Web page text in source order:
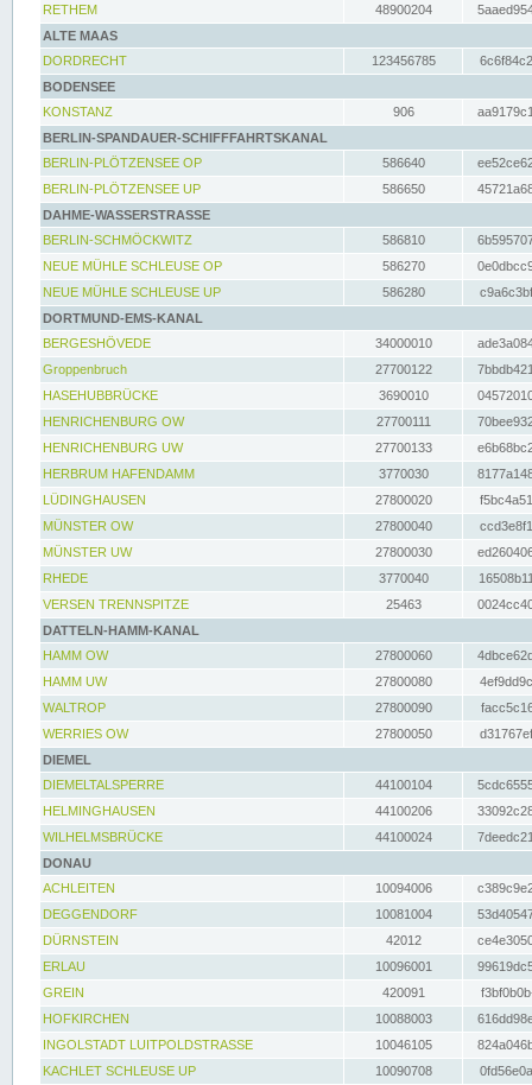
RETHEM
48900204
ALTE MAAS
DORDRECHT
123456785
BODENSEE
KONSTANZ
906
BERLIN-SPANDAUER-SCHIFFFAHRTSKANAL
BERLIN-PLÖTZENSEE OP
586640
BERLIN-PLÖTZENSEE UP
586650
DAHME-WASSERSTRASSE
BERLIN-SCHMÖCKWITZ
586810
NEUE MÜHLE SCHLEUSE OP
586270
NEUE MÜHLE SCHLEUSE UP
586280
DORTMUND-EMS-KANAL
BERGESHÖVEDE
34000010
Groppenbruch
27700122
HASEHUBBRÜCKE
3690010
HENRICHENBURG OW
27700111
HENRICHENBURG UW
27700133
HERBRUM HAFENDAMM
3770030
LÜDINGHAUSEN
27800020
MÜNSTER OW
27800040
MÜNSTER UW
27800030
RHEDE
3770040
VERSEN TRENNSPITZE
25463
DATTELN-HAMM-KANAL
HAMM OW
27800060
HAMM UW
27800080
WALTROP
27800090
WERRIES OW
27800050
DIEMEL
DIEMELTALSPERRE
44100104
HELMINGHAUSEN
44100206
WILHELMSBRÜCKE
44100024
DONAU
ACHLEITEN
10094006
DEGGENDORF
10081004
DÜRNSTEIN
42012
ERLAU
10096001
GREIN
420091
HOFKIRCHEN
10088003
INGOLSTADT LUITPOLDSTRASSE
10046105
KACHLET SCHLEUSE UP
10090708